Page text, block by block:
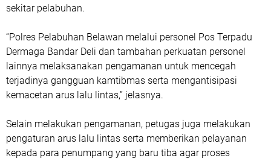
sekitar pelabuhan.
“Polres Pelabuhan Belawan melalui personel Pos Terpadu
Dermaga Bandar Deli dan tambahan perkuatan personel
lainnya melaksanakan pengamanan untuk mencegah
terjadinya gangguan kamtibmas serta mengantisipasi
kemacetan arus lalu lintas,” jelasnya.
Selain melakukan pengamanan, petugas juga melakukan
pengaturan arus lalu lintas serta memberikan pelayanan
kepada para penumpang yang baru tiba agar proses